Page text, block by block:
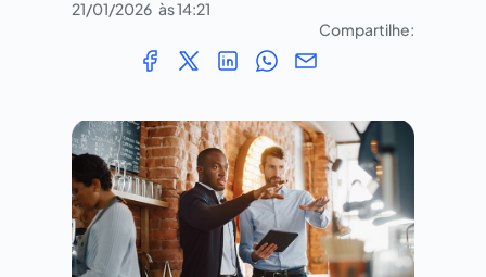
21/01/2026 às14:21
Compartilhe: